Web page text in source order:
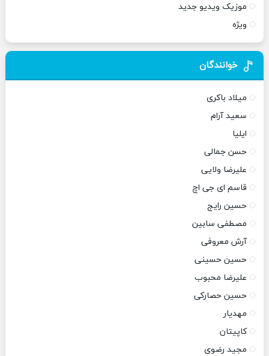
موزیک ویدیو جدید
ویژه
خوانندگان
میلاد باکری
سعید آرام
ایلیا
حسن جمالی
علیرضا ولایی
قاسم ای جی اچ
حسین رایج
مصطفی سابین
آرش معروفی
حسین حسینی
علیرضا محبوب
حسین حصارکی
مهدیار
کاپیتان
مجید رضوی